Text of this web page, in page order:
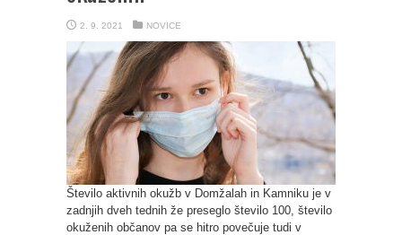
2. 9. 2021 NOVICE
Število aktivnih okužb v Domžalah in Kamniku je v
zadnjih dveh tednih že preseglo število 100, število
okuženih občanov pa se hitro povečuje tudi v